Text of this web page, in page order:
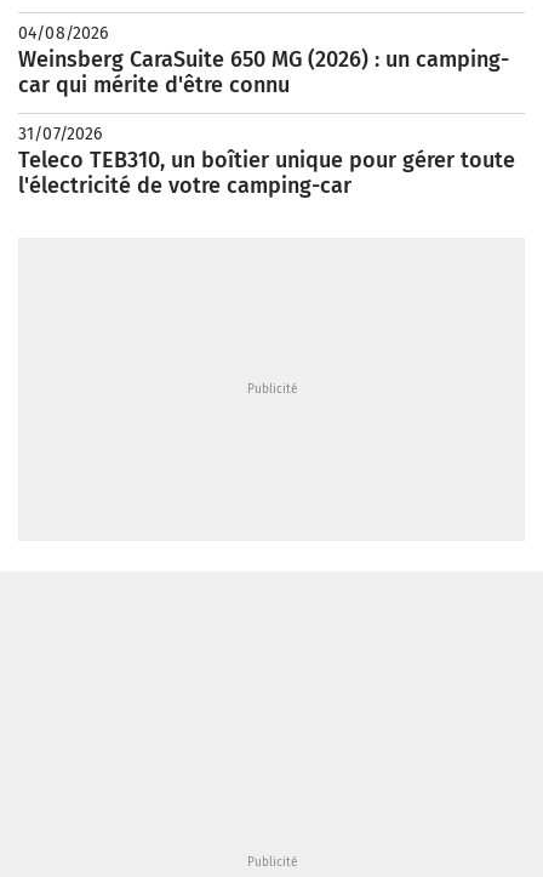
04/08/2026
Weinsberg CaraSuite 650 MG (2026) : un camping-
car qui mérite d'être connu
31/07/2026
Teleco TEB310, un boîtier unique pour gérer toute
l'électricité de votre camping-car